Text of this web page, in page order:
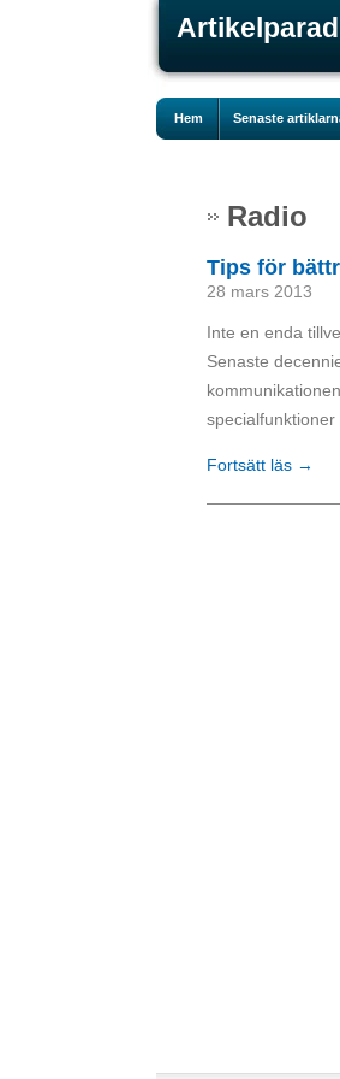
Hem Senaste
Radio
Tips för
28 mars 2013
Inte en enda
Senaste
Fortsätt läs →